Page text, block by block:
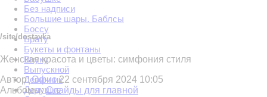
Без надписи
Большие шары. Баблсы
Боссу
Брату
Букеты и фонтаны
Внуку
Выпускной
Девичник
Дедушке
/site/dostavka
Женская красота и цветы: симфония стиля
Автор:Офис22 сентября 2024 10:05
Альбомы:Слайды для главной